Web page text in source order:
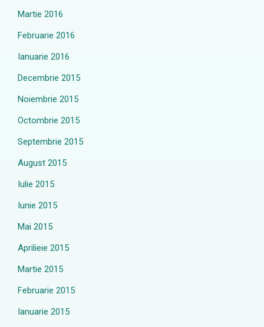
Martie 2016
Februarie 2016
Ianuarie 2016
Decembrie 2015
Noiembrie 2015
Octombrie 2015
Septembrie 2015
August 2015
Iulie 2015
Iunie 2015
Mai 2015
Aprilieie 2015
Martie 2015
Februarie 2015
Ianuarie 2015